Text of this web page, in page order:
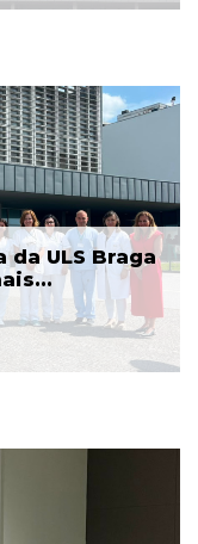
ULS Braga